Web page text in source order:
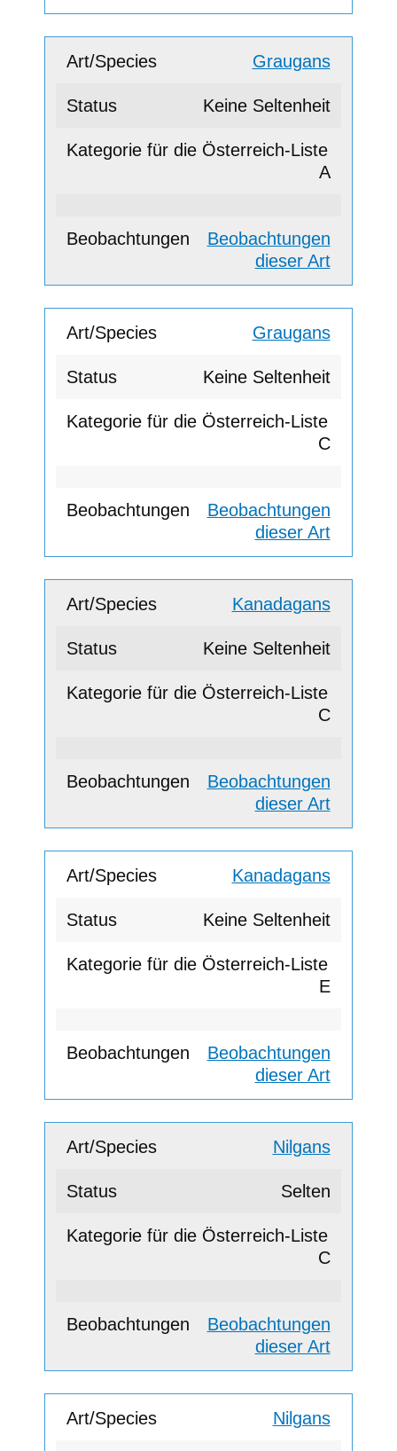
Graugans
Keine Seltenheit
A
Beobachtungen
dieser Art
Graugans
Keine Seltenheit
C
Beobachtungen
dieser Art
Kanadagans
Keine Seltenheit
C
Beobachtungen
dieser Art
Kanadagans
Keine Seltenheit
E
Beobachtungen
dieser Art
Nilgans
Selten
C
Beobachtungen
dieser Art
Nilgans